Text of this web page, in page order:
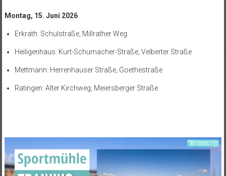
Montag, 15. Juni 2026
Erkrath: Schulstraße, Millrather Weg
Heiligenhaus: Kurt-Schumacher-Straße, Velberter Straße
Mettmann: Herrenhauser Straße, Goethestraße
Ratingen: Alter Kirchweg, Meiersberger Straße